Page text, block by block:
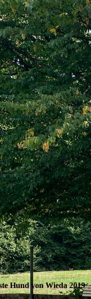
Hund von Wieda 2019